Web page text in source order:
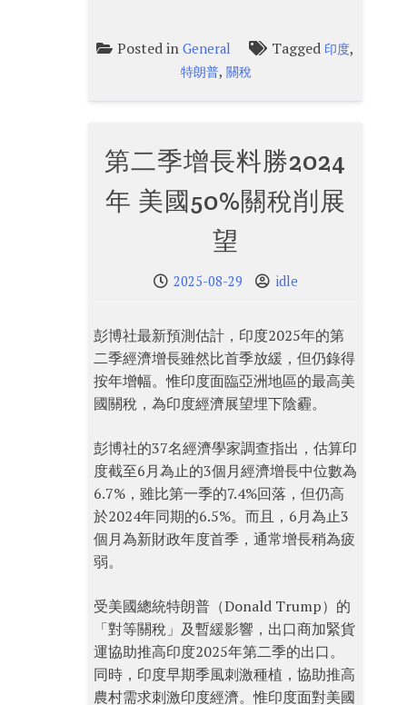
Posted inGeneral Tagged 印度,
特朗普,關稅
第二季增長料勝2024
年 美國50%關稅削展
望
2025-08-29 idle
彭博社最新預測估計，印度2025年的第
二季經濟增長雖然比首季放緩，但仍錄得
按年增幅。惟印度面臨亞洲地區的最高美
國關稅，為印度經濟展望埋下陰霾。
彭博社的37名經濟學家調查指出，估算印
度截至6月為止的3個月經濟增長中位數為
6.7%，雖比第一季的7.4%回落，但仍高
於2024年同期的6.5%。而且，6月為止3
個月為新財政年度首季，通常增長稍為疲
弱。
受美國總統特朗普（Donald Trump）的
「對等關稅」及暫緩影響，出口商加緊貨
運協助推高印度2025年第二季的出口。
同時，印度早期季風刺激種植，協助推高
農村需求刺激印度經濟。惟印度面對美國